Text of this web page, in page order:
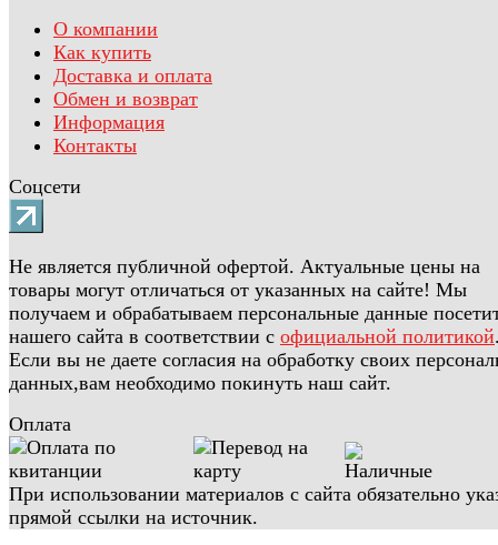
О компании
Как купить
Доставка и оплата
Обмен и возврат
Информация
Контакты
Соцсети
Не является публичной офертой. Актуальные цены на
товары могут отличаться от указанных на сайте! Мы
получаем и обрабатываем персональные данные
нашего сайта в соответствии с официальной политикой
Если вы не даете согласия на обработку своих
данных,вам необходимо покинуть наш сайт.
Оплата
При использовании материалов с сайта обязательно
прямой ссылки на источник.